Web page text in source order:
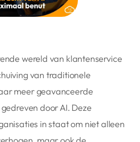
wereld van klantenservice
van traditionele
meer geavanceerde
door AI. Deze
in staat om niet alleen